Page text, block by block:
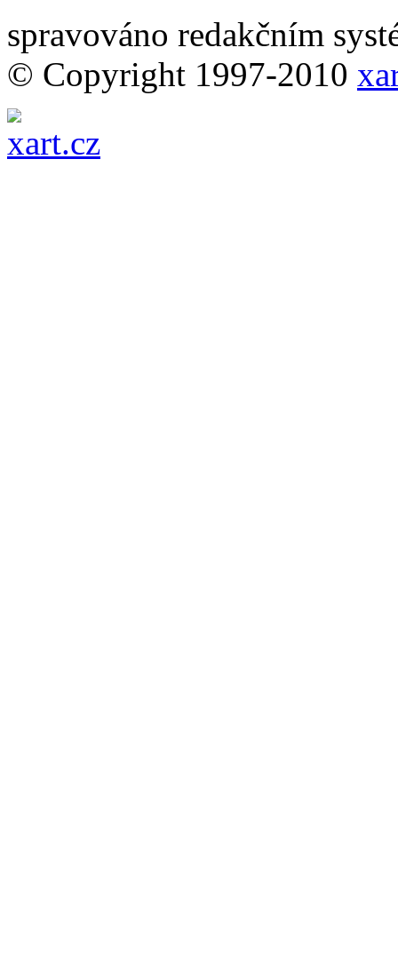
spravováno redakčním
© Copyright 1997-2010